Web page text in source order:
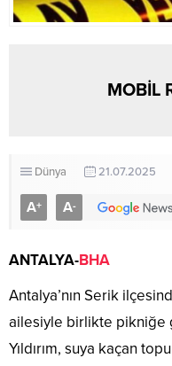
MOBİL
Dünya 21.07.2025
A+ A-
ANTALYA-BHA
Antalya’nın Serik
ailesiyle birlikte pikniğe
Yıldırım, suya kaçan